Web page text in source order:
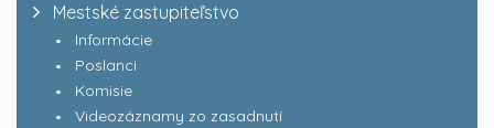
Mestské zastupiteľstvo
Informácie
Poslanci
Komisie
Videozáznamy zo zasadnutí